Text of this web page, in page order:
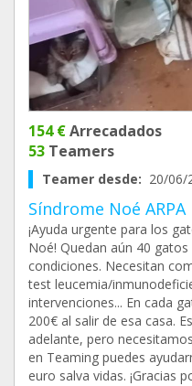
154 €Arrecadados
53 Teamers
Teamer desde: 20/06/
Síndrome Noé ARPA
¡Ayuda urgente para los
Noé! Quedan aún 40
condiciones. Necesitan
test leucemia/
intervenciones... En cada
200€ al salir de esa casa.
adelante, pero
en Teaming puedes
euro salva vidas. ¡Gracias